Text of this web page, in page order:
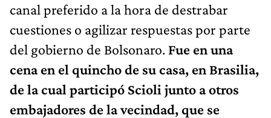
canal preferido a la hora de destrabar
cuestiones o agilizar respuestas por parte
del gobierno de Bolsonaro. Fue en una
cena en el quincho de su casa, en Brasilia,
de la cual participó Scioli junto a otros
embajadores de la vecindad, que se